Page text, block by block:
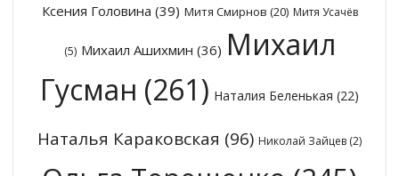
Ксения Головина (39) Митя Смирнов (20) Митя Усачёв
(5) Михаил Ашихмин (36) Михаил
Гусман (261) Наталия Беленькая (22)
Наталья Караковская (96) Николай Зайцев (2)